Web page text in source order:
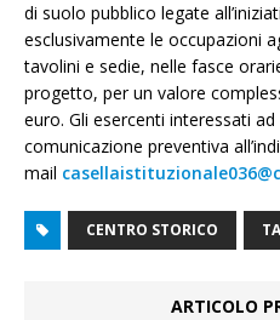
di suolo pubblico legate
esclusivamente le occupazioni
tavolini e sedie, nelle fasce
progetto, per un valore
euro. Gli esercenti interessati
comunicazione preventiva
mail
CENTRO STORICO
ARTICOLO